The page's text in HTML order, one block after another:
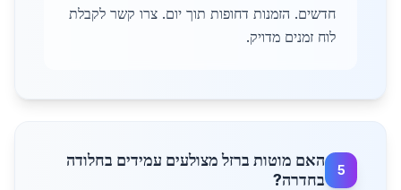
חדשים. הזמנות דחופות תוך יום. צרו קשר לקבלת
לוח זמנים מדויק.
5
האם מוטות ברזל מצולעים עמידים בחלודה
בחדרה?